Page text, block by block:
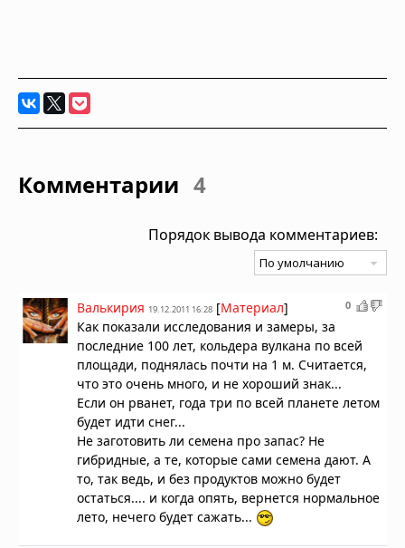
Комментарии 4
Порядок вывода комментариев:
0
Валькирия 19.12.2011 16:28 [Материал]
Как показали исследования и замеры, за
последние 100 лет, кольдера вулкана по всей
площади, поднялась почти на 1 м. Считается,
что это очень много, и не хороший знак...
Если он рванет, года три по всей планете летом
будет идти снег...
Не заготовить ли семена про запас? Не
гибридные, а те, которые сами семена дают. А
то, так ведь, и без продуктов можно будет
остаться.... и когда опять, вернется нормальное
лето, нечего будет сажать...